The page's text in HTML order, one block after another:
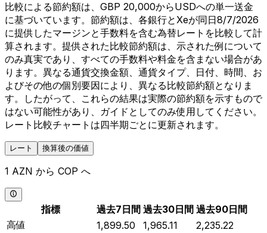
比較による節約額は、GBP 20,000からUSDへの単一送金
に基づいています。節約額は、各銀行とXeが同日8/7/2026
に提供したマージンと手数料を含む為替レートを比較して計
算されます。提供された比較節約額は、示された例について
のみ真実であり、すべての手数料や料金を含まない場合があ
ります。異なる通貨交換金額、通貨タイプ、日付、時間、お
よびその他の個別要因により、異なる比較節約額となりま
す。したがって、これらの結果は実際の節約額を示すもので
はない可能性があり、ガイドとしてのみ使用してください。
レート比較チャートは四半期ごとに更新されます。
レート 換算後の価値
1 AZN から COP へ
指標 過去7日間 過去30日間 過去90日間
高値
1,899.50 1,965.11
2,235.22